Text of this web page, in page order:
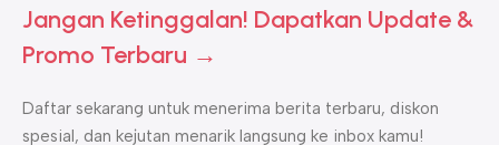
Jangan Ketinggalan! Dapatkan Update &
Promo Terbaru →
Daftar sekarang untuk menerima berita terbaru, diskon
spesial, dan kejutan menarik langsung ke inbox kamu!